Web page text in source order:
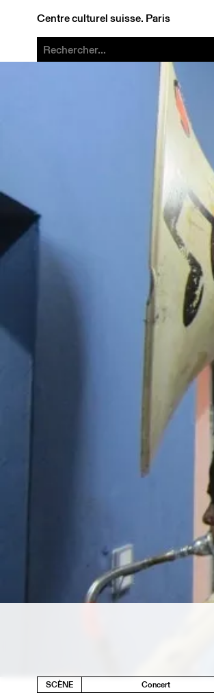
Centre culturel suisse. Paris
SCÈNE Concert